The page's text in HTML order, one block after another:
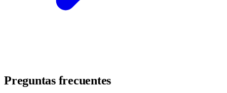
Preguntas frecuentes